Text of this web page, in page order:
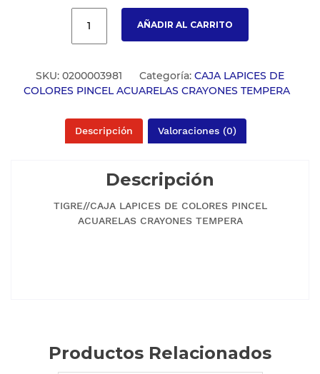
AÑADIR AL CARRITO
SKU: 0200003981 Categoría: CAJA LAPICES DE
COLORES PINCEL ACUARELAS CRAYONES TEMPERA
Descripción Valoraciones (0)
Descripción
TIGRE//CAJA LAPICES DE COLORES PINCEL
ACUARELAS CRAYONES TEMPERA
Productos Relacionados